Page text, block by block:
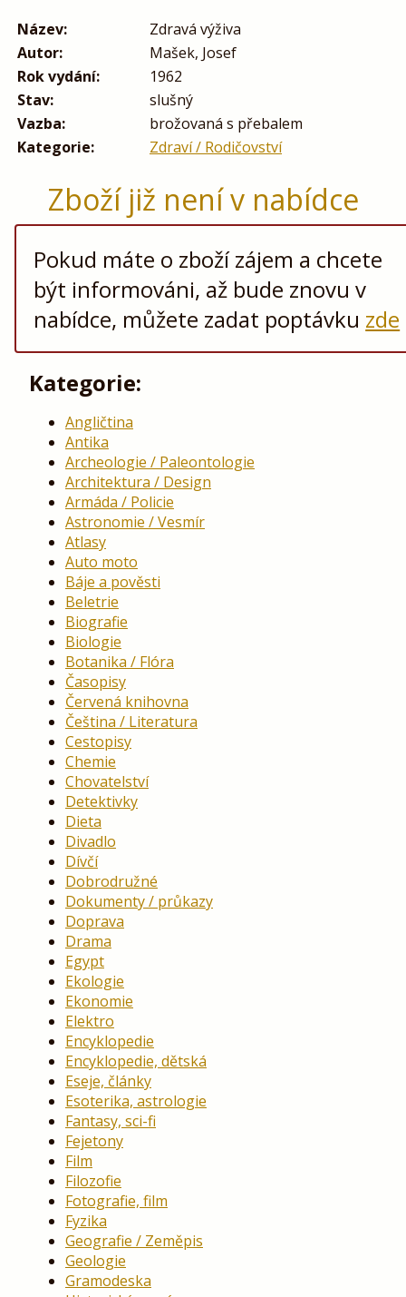
Název:
Zdravá výživa
Autor:
Mašek, Josef
Rok vydání:
1962
Stav:
slušný
Vazba:
brožovaná s přebalem
Kategorie:
Zdraví / Rodičovství
Zboží již není v nabídce
Pokud máte o zboží zájem a chcete
být informováni, až bude znovu v
nabídce, můžete zadat poptávku zde
Kategorie:
Angličtina
Antika
Archeologie / Paleontologie
Architektura / Design
Armáda / Policie
Astronomie / Vesmír
Atlasy
Auto moto
Báje a pověsti
Beletrie
Biografie
Biologie
Botanika / Flóra
Časopisy
Červená knihovna
Čeština / Literatura
Cestopisy
Chemie
Chovatelství
Detektivky
Dieta
Divadlo
Dívčí
Dobrodružné
Dokumenty / průkazy
Doprava
Drama
Egypt
Ekologie
Ekonomie
Elektro
Encyklopedie
Encyklopedie, dětská
Eseje, články
Esoterika, astrologie
Fantasy, sci-fi
Fejetony
Film
Filozofie
Fotografie, film
Fyzika
Geografie / Zeměpis
Geologie
Gramodeska